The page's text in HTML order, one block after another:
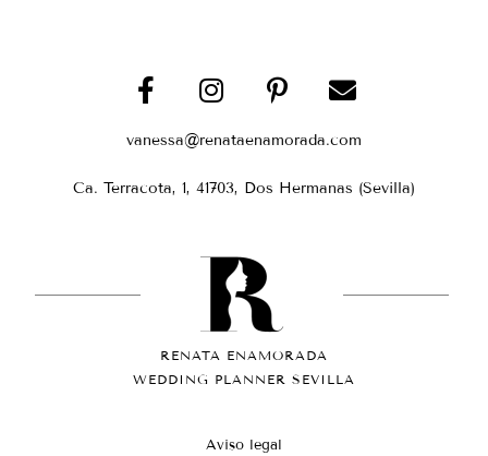
vanessa@renataenamorada.com
Ca. Terracota, 1, 41703, Dos Hermanas (Sevilla)
RENATA ENAMORADA
WEDDING PLANNER SEVILLA
Aviso legal